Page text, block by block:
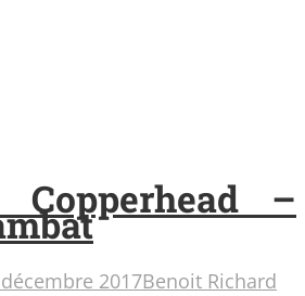
Copperhead –
2017Benoit Richard